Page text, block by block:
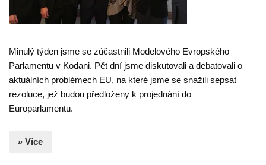
Minulý týden jsme se zúčastnili Modelového Evropského
Parlamentu v Kodani. Pět dní jsme diskutovali a debatovali o
aktuálních problémech EU, na které jsme se snažili sepsat
rezoluce, jež budou předloženy k projednání do
Europarlamentu.
» Více